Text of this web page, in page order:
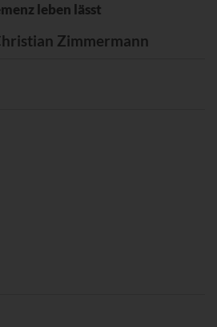
leben lässt
Zimmermann